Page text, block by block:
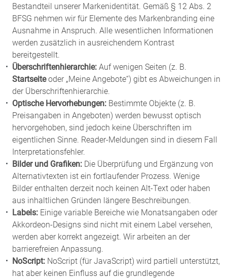
Bestandteil unserer Markenidentität. Gemäß § 12 Abs. 2
BFSG nehmen wir für Elemente des Markenbranding eine
Ausnahme in Anspruch. Alle wesentlichen Informationen
werden zusätzlich in ausreichendem Kontrast
bereitgestellt.
Überschriftenhierarchie: Auf wenigen Seiten (z. B.
Startseiteoder „Meine Angebote“) gibt es Abweichungen in
der Überschriftenhierarchie.
Optische Hervorhebungen: Bestimmte Objekte (z. B.
Preisangaben in Angeboten) werden bewusst optisch
hervorgehoben, sind jedoch keine Überschriften im
eigentlichen Sinne. Reader-Meldungen sind in diesem Fall
Interpretationsfehler.
Bilder und Grafiken: Die Überprüfung und Ergänzung von
Alternativtexten ist ein fortlaufender Prozess. Wenige
Bilder enthalten derzeit noch keinen Alt-Text oder haben
aus inhaltlichen Gründen längere Beschreibungen.
Labels: Einige variable Bereiche wie Monatsangaben oder
Akkordeon-Designs sind nicht mit einem Label versehen,
werden aber korrekt angezeigt. Wir arbeiten an der
barrierefreien Anpassung.
NoScript: NoScript (für JavaScript) wird partiell unterstützt,
hat aber keinen Einfluss auf die grundlegende